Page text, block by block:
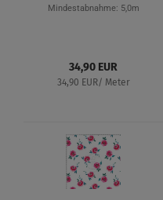
Mindestabnahme: 5,0m
34,90 EUR
34,90 EUR/ Meter